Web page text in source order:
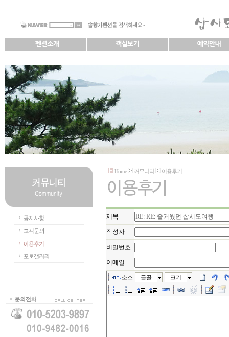
Home 커뮤니티 이용후기
제목
작성자
비밀번호
이메일
소스 글꼴 크기